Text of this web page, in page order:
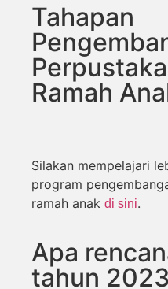
Tahapan
Ramah
Silakan mempelajari
program
ramah anak di sini.
Apa
tahun